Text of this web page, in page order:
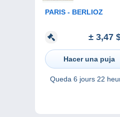
PARIS - BERLIOZ
± 3,47
Hacer una puja
Queda 6 jours 22